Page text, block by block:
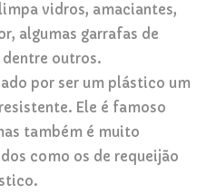
vidros, amaciantes,
algumas garrafas de
outros.
por ser um plástico um
Ele é famoso
também é muito
como os de requeijão